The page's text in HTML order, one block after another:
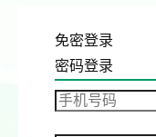
免密登录
密码登录